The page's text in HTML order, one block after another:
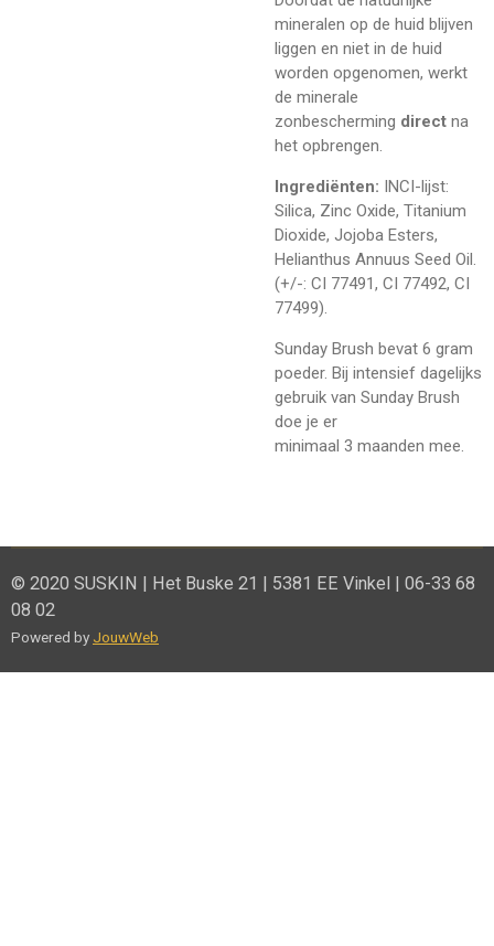
mineralen op de huid blijven
liggen en niet in de huid
worden opgenomen, werkt
de minerale
zonbescherming direct na
het opbrengen.
Ingrediënten: INCI-lijst:
Silica, Zinc Oxide, Titanium
Dioxide, Jojoba Esters,
Helianthus Annuus Seed Oil.
(+/-: CI 77491, CI 77492, CI
77499).
Sunday Brush bevat 6 gram
poeder. Bij intensief dagelijks
gebruik van Sunday Brush
doe je er
minimaal 3 maanden mee.
© 2020 SUSKIN | Het Buske 21 | 5381 EE Vinkel | 06-33 68
08 02
Powered by JouwWeb